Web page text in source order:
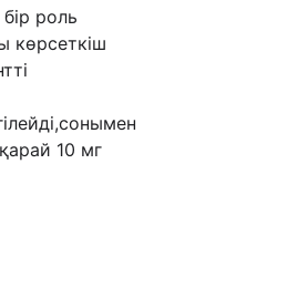
роль
көрсеткіш
10 мг